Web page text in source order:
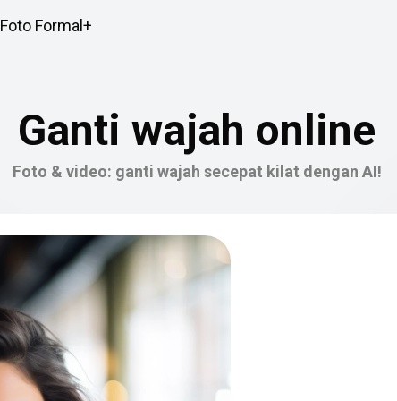
Foto Formal+
Ganti wajah online
Foto & video: ganti wajah secepat kilat dengan AI!